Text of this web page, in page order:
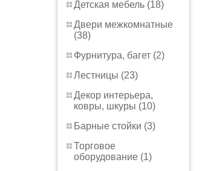
Детская мебель (18)
Двери межкомнатные
(38)
Фурнитура, багет (2)
Лестницы (23)
Декор интерьера,
ковры, шкуры (10)
Барные стойки (3)
Торговое
оборудование (1)